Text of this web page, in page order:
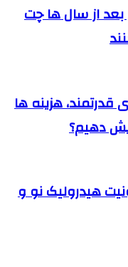
از سال ها چت
قدرتمند، هزینه ها
دهیم؟
هیدرولیک نو و